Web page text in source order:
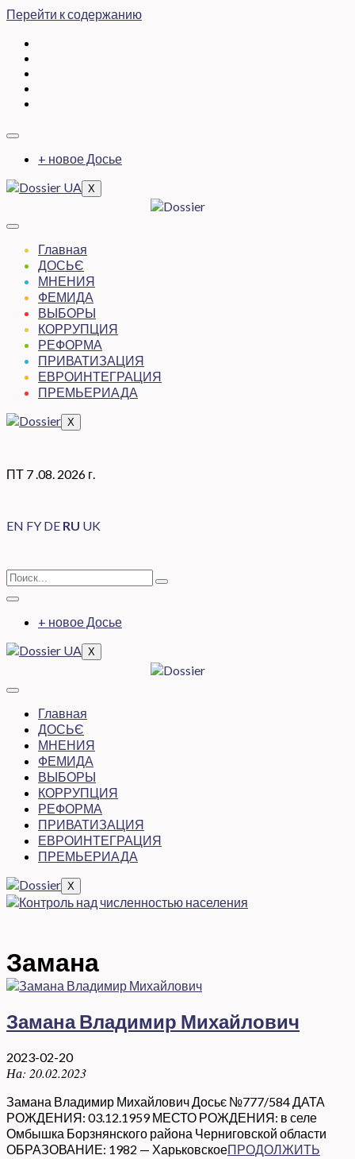
Перейти к содержанию
+ новое Досье
X
Главная
ДОСЬЄ
МНЕНИЯ
ФЕМИДА
ВЫБОРЫ
КОРРУПЦИЯ
РЕФОРМА
ПРИВАТИЗАЦИЯ
ЕВРОИНТЕГРАЦИЯ
ПРЕМЬЕРИАДА
X
ПТ 7 .08. 2026 г.
EN FY DE RU UK
+ новое Досье
X
Главная
ДОСЬЄ
МНЕНИЯ
ФЕМИДА
ВЫБОРЫ
КОРРУПЦИЯ
РЕФОРМА
ПРИВАТИЗАЦИЯ
ЕВРОИНТЕГРАЦИЯ
ПРЕМЬЕРИАДА
X
Замана
Замана Владимир Михайлович
2023-02-20
На: 20.02.2023
Замана Владимир Михайлович Досьє №777/584 ДАТА
РОЖДЕНИЯ: 03.12.1959 МЕСТО РОЖДЕНИЯ: в селе
Омбышка Борзнянского района Черниговской области
ОБРАЗОВАНИЕ: 1982 — ХарьковскоеПРОДОЛЖИТЬ